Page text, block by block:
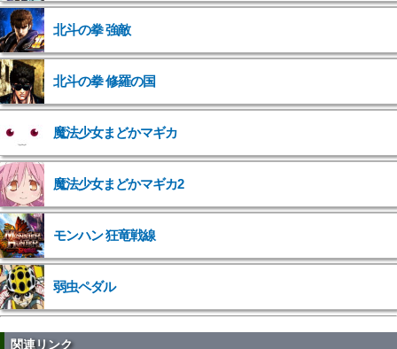
北斗の拳 強敵
北斗の拳 修羅の国
魔法少女まどかマギカ
魔法少女まどかマギカ2
モンハン 狂竜戦線
弱虫ペダル
関連リンク